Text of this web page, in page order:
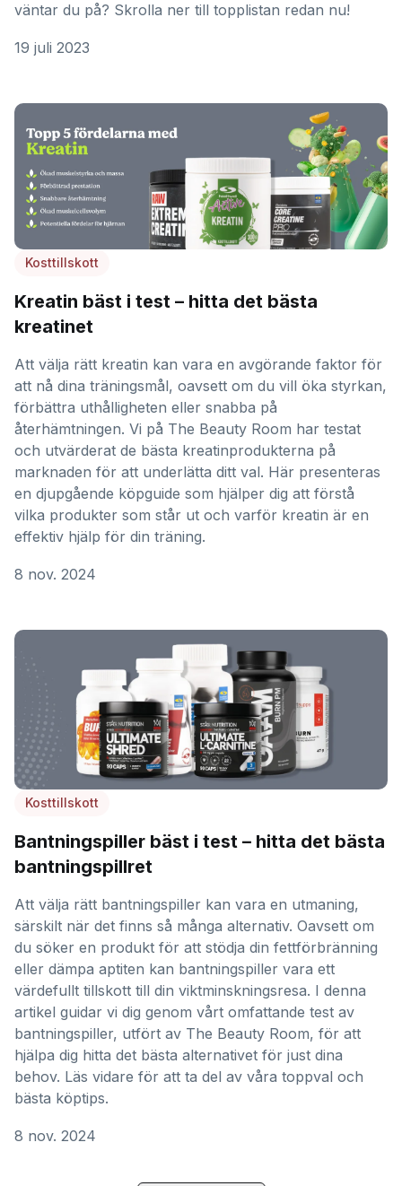
väntar du på? Skrolla ner till topplistan redan nu!
19 juli 2023
Kosttillskott
Kreatin bäst i test – hitta det bästa
kreatinet
Att välja rätt kreatin kan vara en avgörande faktor för
att nå dina träningsmål, oavsett om du vill öka styrkan,
förbättra uthålligheten eller snabba på
återhämtningen. Vi på The Beauty Room har testat
och utvärderat de bästa kreatinprodukterna på
marknaden för att underlätta ditt val. Här presenteras
en djupgående köpguide som hjälper dig att förstå
vilka produkter som står ut och varför kreatin är en
effektiv hjälp för din träning.
8 nov. 2024
Kosttillskott
Bantningspiller bäst i test – hitta det bästa
bantningspillret
Att välja rätt bantningspiller kan vara en utmaning,
särskilt när det finns så många alternativ. Oavsett om
du söker en produkt för att stödja din fettförbränning
eller dämpa aptiten kan bantningspiller vara ett
värdefullt tillskott till din viktminskningsresa. I denna
artikel guidar vi dig genom vårt omfattande test av
bantningspiller, utfört av The Beauty Room, för att
hjälpa dig hitta det bästa alternativet för just dina
behov. Läs vidare för att ta del av våra toppval och
bästa köptips.
8 nov. 2024